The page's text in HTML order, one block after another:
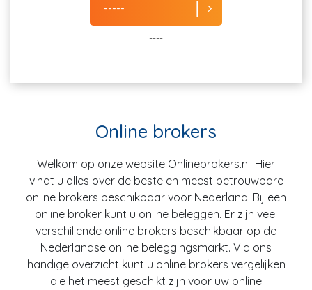
-----
----
Online brokers
Welkom op onze website Onlinebrokers.nl. Hier
vindt u alles over de beste en meest betrouwbare
online brokers beschikbaar voor Nederland. Bij een
online broker kunt u online beleggen. Er zijn veel
verschillende online brokers beschikbaar op de
Nederlandse online beleggingsmarkt. Via ons
handige overzicht kunt u online brokers vergelijken
die het meest geschikt zijn voor uw online